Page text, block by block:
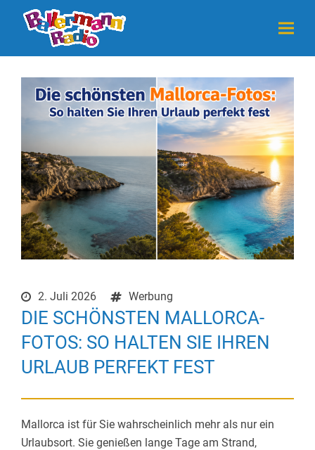
2. Juli 2026 Werbung
DIE SCHÖNSTEN MALLORCA-
FOTOS: SO HALTEN SIE IHREN
URLAUB PERFEKT FEST
Mallorca ist für Sie wahrscheinlich mehr als nur ein
Urlaubsort. Sie genießen lange Tage am Strand,